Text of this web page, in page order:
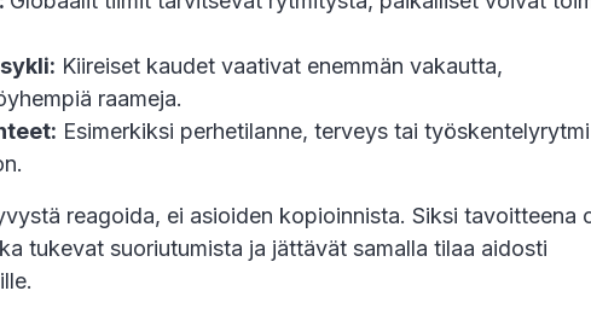
Kiireiset kaudet vaativat enemmän vakautta,
raameja.
Esimerkiksi perhetilanne, terveys tai työskentelyrytmi
reagoida, ei asioiden kopioinnista. Siksi tavoitteena
tukevat suoriutumista ja jättävät samalla tilaa aidosti